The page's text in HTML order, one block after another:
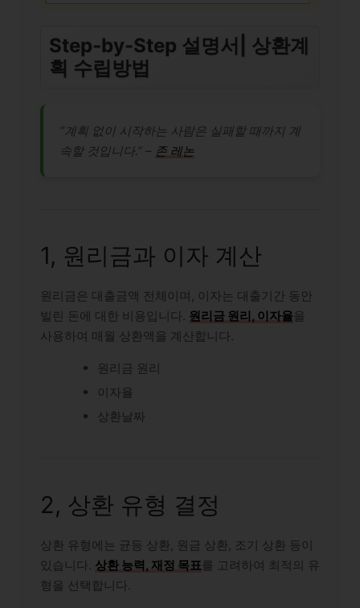
Step-by-Step 설명서| 상환계
획 수립방법
“계획 없이 시작하는 사람은 실패할 때까지 계
속할 것입니다.” – 존 레논
1, 원리금과 이자 계산
원리금은 대출금액 전체이며, 이자는 대출기간 동안
빌린 돈에 대한 비용입니다. 원리금 원리, 이자율을
사용하여 매월 상환액을 계산합니다.
원리금 원리
이자율
상환날짜
2, 상환 유형 결정
상환 유형에는 균등 상환, 원금 상환, 조기 상환 등이
있습니다. 상환 능력, 재정 목표를 고려하여 최적의 유
형을 선택합니다.